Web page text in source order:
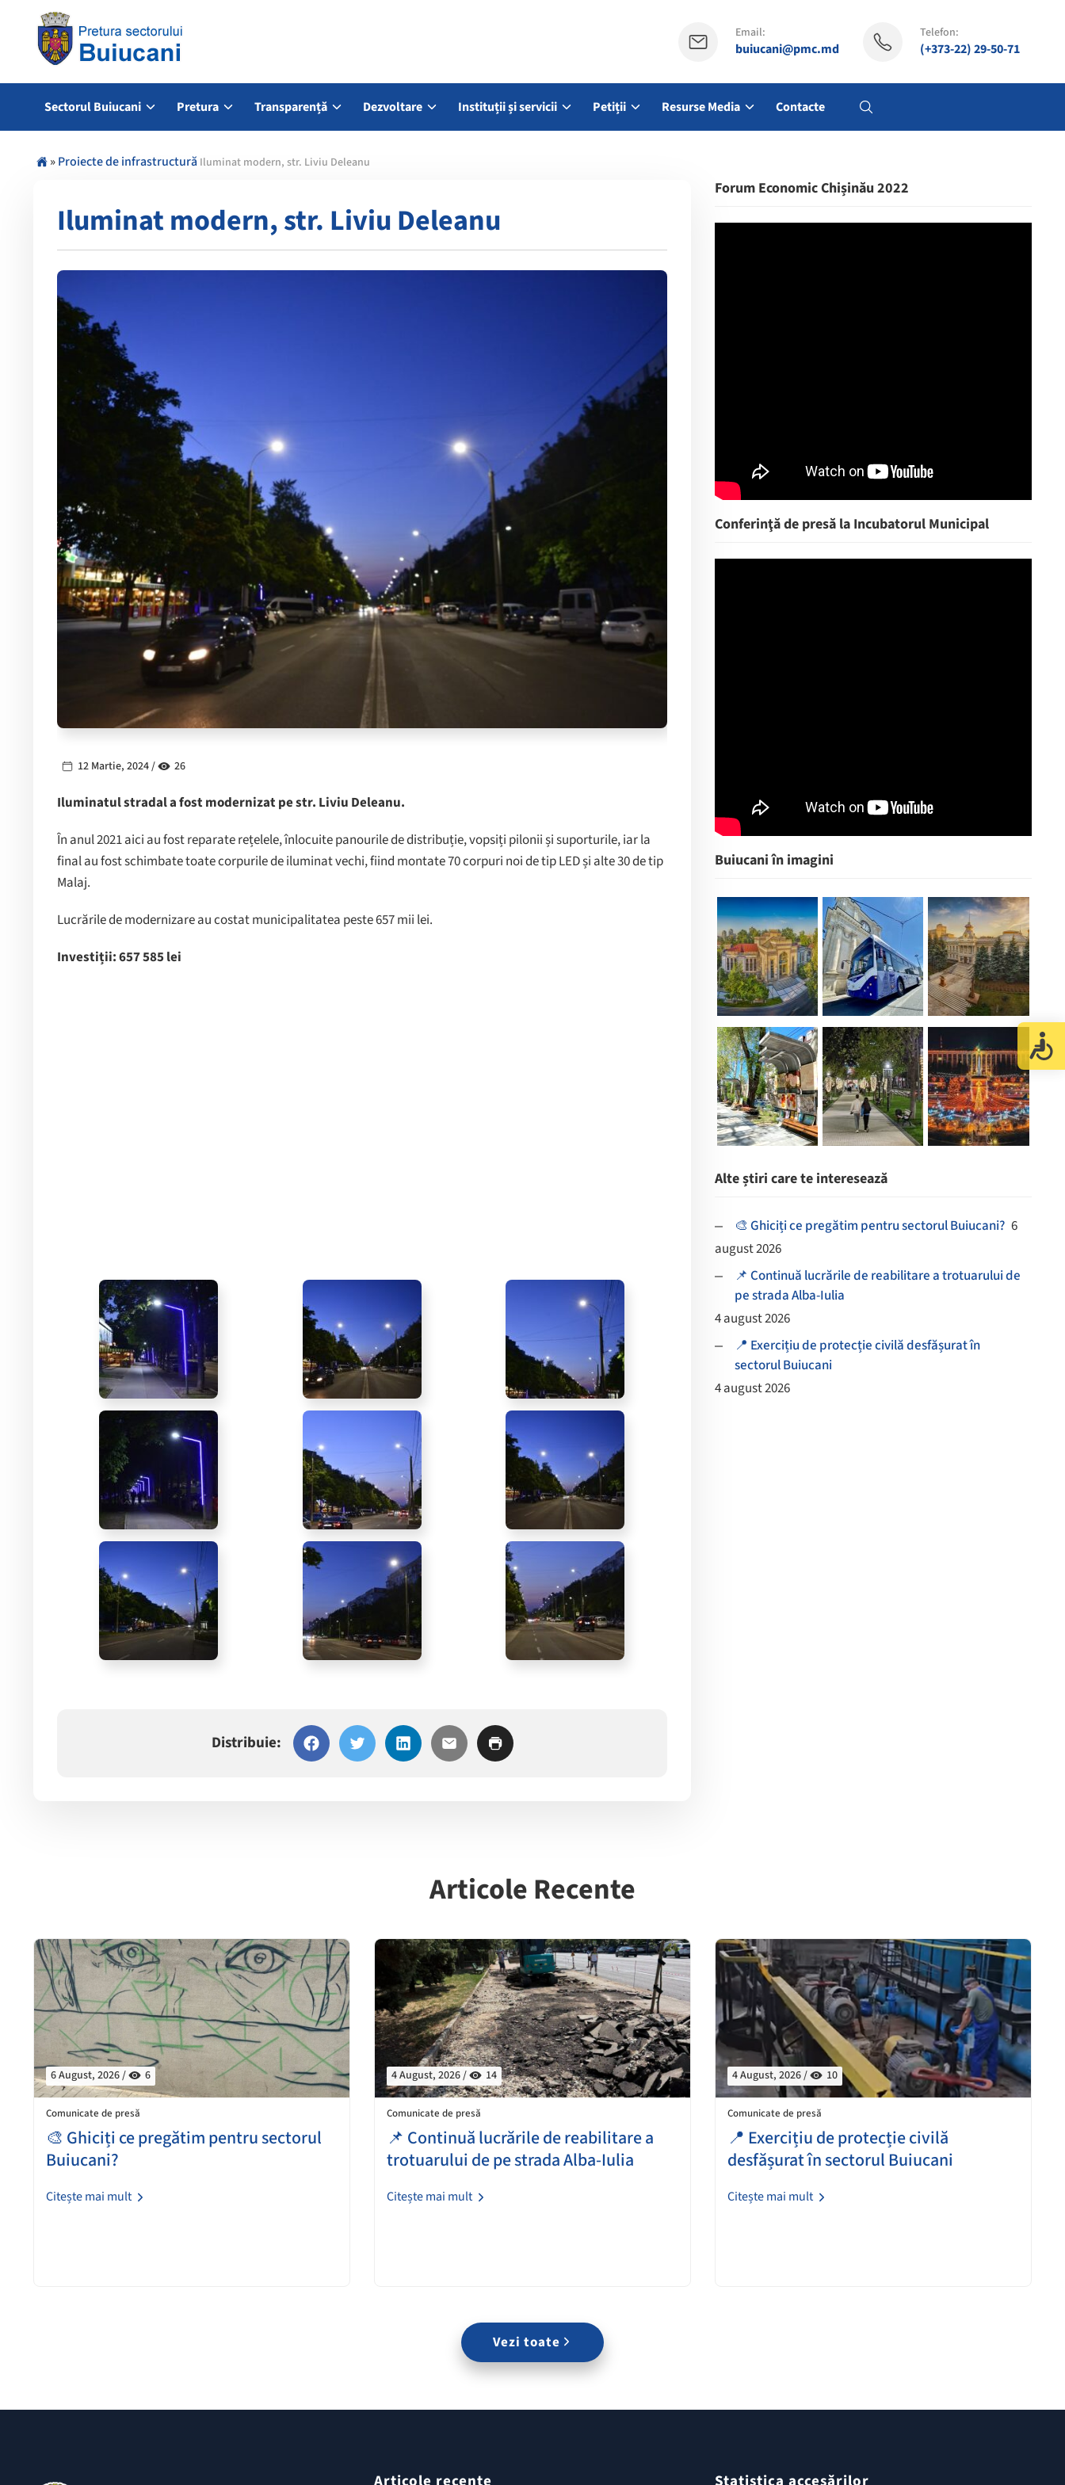
Email:
buiucani@pmc.md
Telefon:
(+373-22) 29-50-71
Sectorul Buiucani Pretura Transparență Dezvoltare Instituții și servicii Petiții Resurse Media Contacte
»Proiecte de infrastructură Iluminat modern, str. Liviu Deleanu
Iluminat modern, str. Liviu Deleanu
12 Martie, 2024 / 26
Iluminatul stradal a fost modernizat pe str. Liviu Deleanu.
În anul 2021 aici au fost reparate rețelele, înlocuite panourile de distribuție, vopsiți pilonii și suporturile, iar la
final au fost schimbate toate corpurile de iluminat vechi, fiind montate 70 corpuri noi de tip LED și alte 30 de tip
Malaj.
Lucrările de modernizare au costat municipalitatea peste 657 mii lei.
Investiții: 657 585 lei
Distribuie:
Forum Economic Chișinău 2022
Conferinţă de presă la Incubatorul Municipal
Buiucani în imagini
Alte știri care te interesează
🎨 Ghiciți ce pregătim pentru sectorul Buiucani? 6
august 2026
📌 Continuă lucrările de reabilitare a trotuarului de
pe strada Alba-Iulia
4 august 2026
📍 Exercițiu de protecție civilă desfășurat în
sectorul Buiucani
4 august 2026
Articole Recente
6 August, 2026 / 6
Comunicate de presă
🎨 Ghiciți ce pregătim pentru sectorul
Buiucani?
Citește mai mult
4 August, 2026 / 14
Comunicate de presă
📌 Continuă lucrările de reabilitare a
trotuarului de pe strada Alba-Iulia
Citește mai mult
4 August, 2026 / 10
Comunicate de presă
📍 Exercițiu de protecție civilă
desfășurat în sectorul Buiucani
Citește mai mult
Vezi toate